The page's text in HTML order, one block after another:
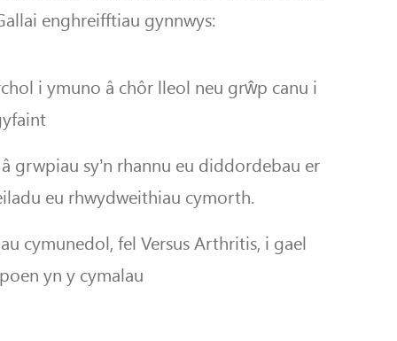
enghreifftiau gynnwys:
i ymuno â chôr lleol neu grŵp canu i
grwpiau sy’n rhannu eu diddordebau er
eu rhwydweithiau cymorth.
cymunedol, fel Versus Arthritis, i gael
yn y cymalau